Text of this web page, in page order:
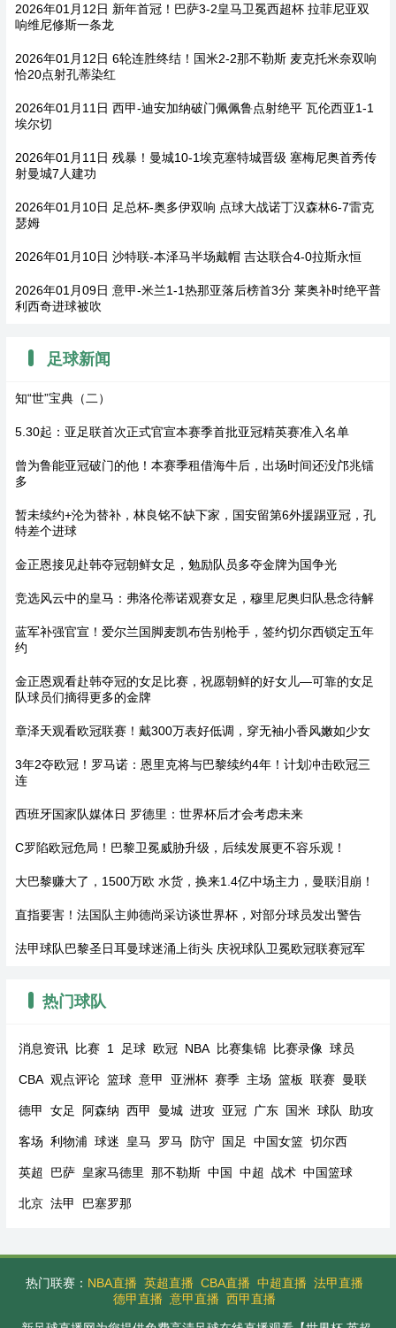
2026年01月12日 新年首冠！巴萨3-2皇马卫冕西超杯 拉菲尼亚双
响维尼修斯一条龙
2026年01月12日 6轮连胜终结！国米2-2那不勒斯 麦克托米奈双响
恰20点射孔蒂染红
2026年01月11日 西甲-迪安加纳破门佩佩鲁点射绝平 瓦伦西亚1-1
埃尔切
2026年01月11日 残暴！曼城10-1埃克塞特城晋级 塞梅尼奥首秀传
射曼城7人建功
2026年01月10日 足总杯-奥多伊双响 点球大战诺丁汉森林6-7雷克
瑟姆
2026年01月10日 沙特联-本泽马半场戴帽 吉达联合4-0拉斯永恒
2026年01月09日 意甲-米兰1-1热那亚落后榜首3分 莱奥补时绝平普
利西奇进球被吹
足球新闻
知“世”宝典（二）
5.30起：亚足联首次正式官宣本赛季首批亚冠精英赛准入名单
曾为鲁能亚冠破门的他！本赛季租借海牛后，出场时间还没邝兆镭
多
暂未续约+沦为替补，林良铭不缺下家，国安留第6外援踢亚冠，孔
特差个进球
金正恩接见赴韩夺冠朝鲜女足，勉励队员多夺金牌为国争光
竞选风云中的皇马：弗洛伦蒂诺观赛女足，穆里尼奥归队悬念待解
蓝军补强官宣！爱尔兰国脚麦凯布告别枪手，签约切尔西锁定五年
约
金正恩观看赴韩夺冠的女足比赛，祝愿朝鲜的好女儿—可靠的女足
队球员们摘得更多的金牌
章泽天观看欧冠联赛！戴300万表好低调，穿无袖小香风嫩如少女
3年2夺欧冠！罗马诺：恩里克将与巴黎续约4年！计划冲击欧冠三
连
西班牙国家队媒体日 罗德里：世界杯后才会考虑未来
C罗陷欧冠危局！巴黎卫冕威胁升级，后续发展更不容乐观！
大巴黎赚大了，1500万欧 水货，换来1.4亿中场主力，曼联泪崩！
直指要害！法国队主帅德尚采访谈世界杯，对部分球员发出警告
法甲球队巴黎圣日耳曼球迷涌上街头 庆祝球队卫冕欧冠联赛冠军
热门球队
消息资讯 比赛 1 足球 欧冠 NBA 比赛集锦 比赛录像 球员
CBA 观点评论 篮球 意甲 亚洲杯 赛季 主场 篮板 联赛 曼联
德甲 女足 阿森纳 西甲 曼城 进攻 亚冠 广东 国米 球队 助攻
客场 利物浦 球迷 皇马 罗马 防守 国足 中国女篮 切尔西
英超 巴萨 皇家马德里 那不勒斯 中国 中超 战术 中国篮球
北京 法甲 巴塞罗那
热门联赛： NBA直播 英超直播 CBA直播 中超直播 法甲直播
德甲直播 意甲直播 西甲直播